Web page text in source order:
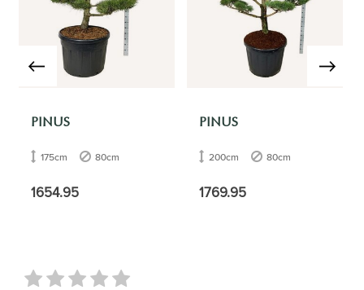
PINUS
175cm 80cm
1654.95
PINUS
200cm 80cm
1769.95